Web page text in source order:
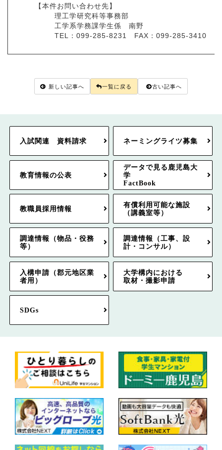
【本件お問い合わせ先】
理工学研究科等事務部
工学系学務課学生係 南野
TEL：099-285-8231 FAX：099-285-3410
新しい記事へ 一覧に戻る 古い記事へ
入試関連 資料請求 ネーミングライツ募集
教育情報の公表
データで見る鹿児島大
学
FactBook
教職員採用情報
有償利用可能な施設
（講義室等）
調達情報（物品・役務
等）
調達情報（工事、設
計・コンサル）
入構申請（郡元地区業
者用）
大学構内における
取材・撮影申請
SDGs